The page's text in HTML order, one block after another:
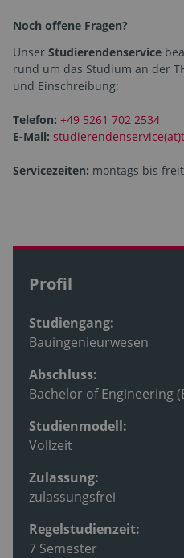
Noch offene Fragen?
Unser Studierendenservice
rund um das Studium an der
und Einschreibung:
Telefon: +49 5261 702 2534
E-Mail:
Servicezeiten: montags bis
Profil
Studiengang:
Bauingenieurwesen
Abschluss:
Bachelor of Engineering
Studienmodell:
Vollzeit
Zulassung:
zulassungsfrei
Regelstudienzeit:
7 Semester